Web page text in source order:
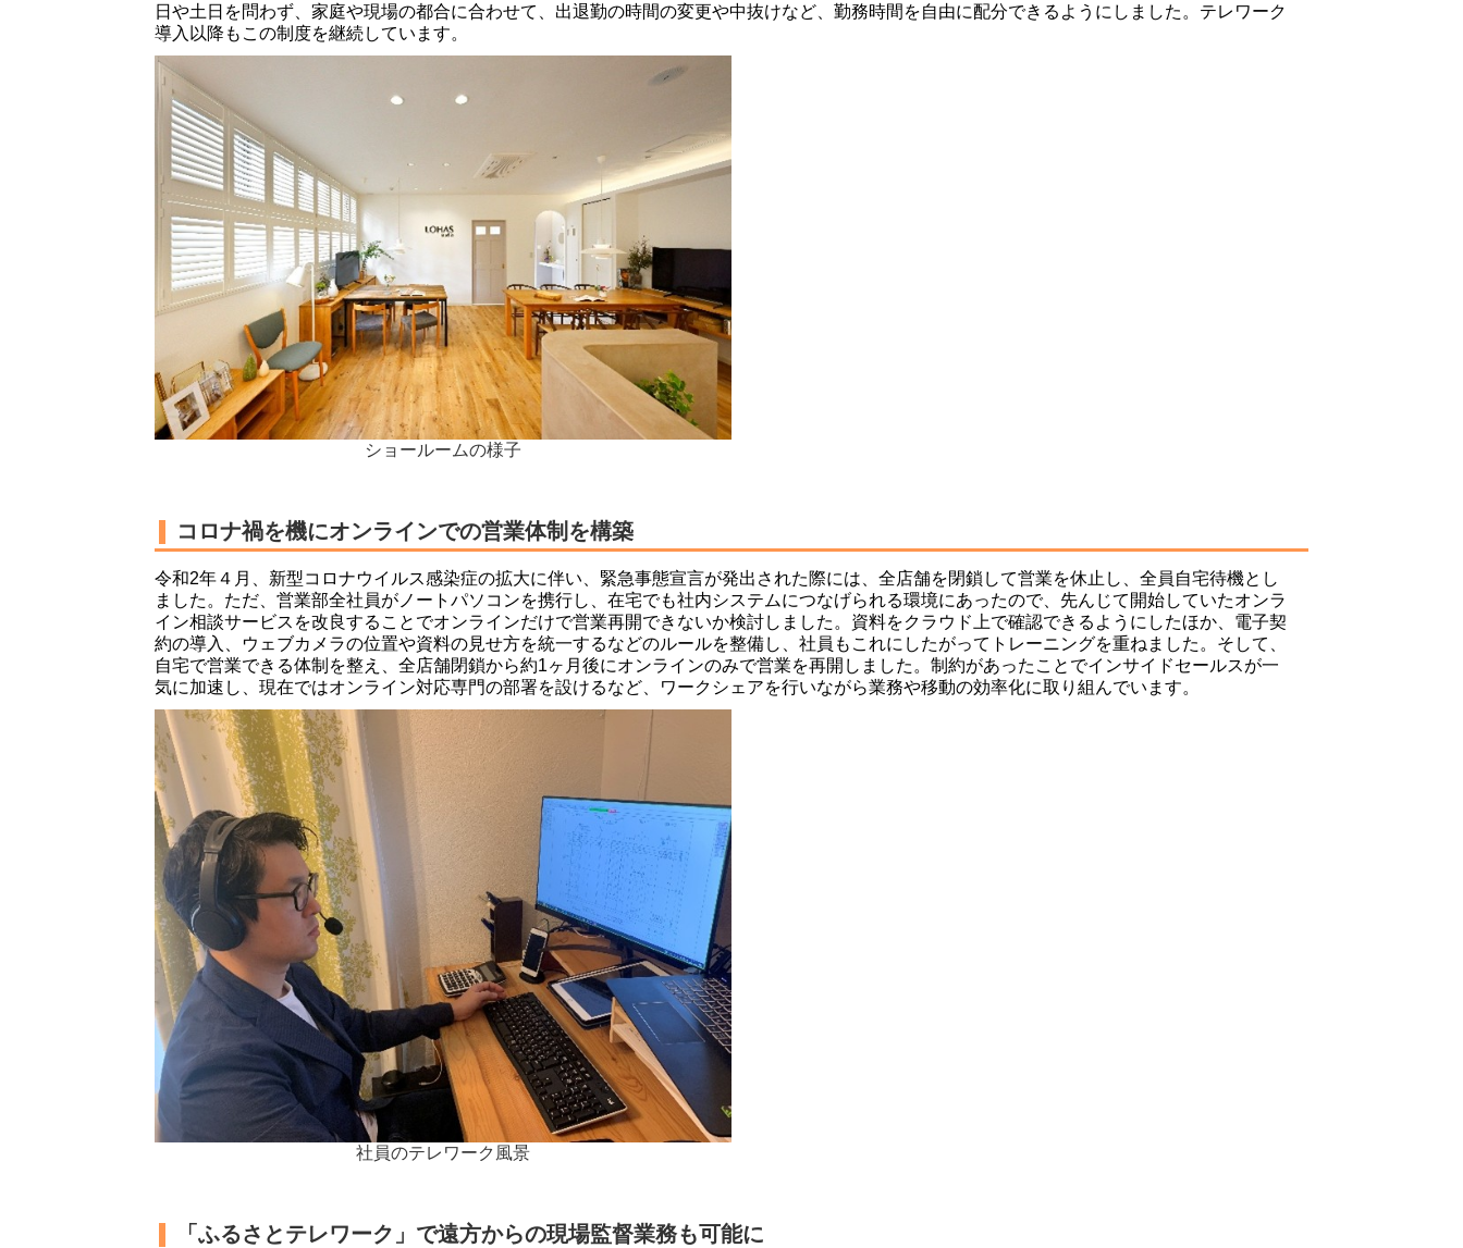
日や土日を問わず、家庭や現場の都合に合わせて、出退勤の時間の変更や中抜けなど、勤務時間を自由に配分できるようにしました。テレワーク
導入以降もこの制度を継続しています。
ショールームの様子
コロナ禍を機にオンラインでの営業体制を構築
令和2年４月、新型コロナウイルス感染症の拡大に伴い、緊急事態宣言が発出された際には、全店舗を閉鎖して営業を休止し、全員自宅待機とし
ました。ただ、営業部全社員がノートパソコンを携行し、在宅でも社内システムにつなげられる環境にあったので、先んじて開始していたオンラ
イン相談サービスを改良することでオンラインだけで営業再開できないか検討しました。資料をクラウド上で確認できるようにしたほか、電子契
約の導入、ウェブカメラの位置や資料の見せ方を統一するなどのルールを整備し、社員もこれにしたがってトレーニングを重ねました。そして、
自宅で営業できる体制を整え、全店舗閉鎖から約1ヶ月後にオンラインのみで営業を再開しました。制約があったことでインサイドセールスが一
気に加速し、現在ではオンライン対応専門の部署を設けるなど、ワークシェアを行いながら業務や移動の効率化に取り組んでいます。
社員のテレワーク風景
「ふるさとテレワーク」で遠方からの現場監督業務も可能に